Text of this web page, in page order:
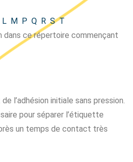
L M P Q R S T
dans ce répertoire commençant
l’adhésion initiale sans pression.
pour séparer l’étiquette
un temps de contact très